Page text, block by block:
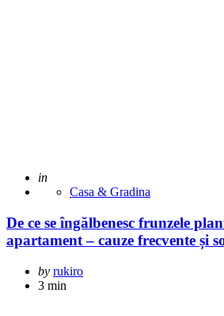
Posted
in
Casa & Gradina
De ce se îngălbenesc frunzele
apartament – cauze frecvente și
Posted
by
by rukiro
3 min